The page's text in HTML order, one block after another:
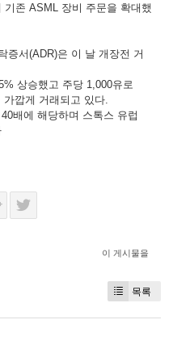
존 ASML 장비 주문을 확대했
증서(ADR)은 이 날 개장전 거
상승했고 주당 1,000유로
깝게 거래되고 있다.
배에 해당하며 스톡스 유럽
이 게시물을
목록